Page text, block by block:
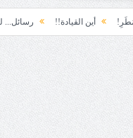
أين القيادة!! رسائل... لم أرسلها!